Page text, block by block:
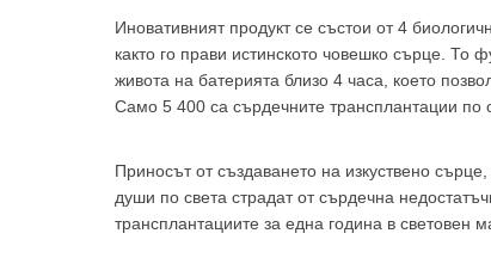
Иновативният продукт се състои от 4
както го прави истинското човешко сърце.
живота на батерията близо 4 часа, което
Само 5 400 са сърдечните трансплантации по
Приносът от създаването на изкуствено
души по света страдат от сърдечна
трансплантациите за една година в световен